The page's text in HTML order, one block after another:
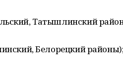
Татышлинский
Белорецкий